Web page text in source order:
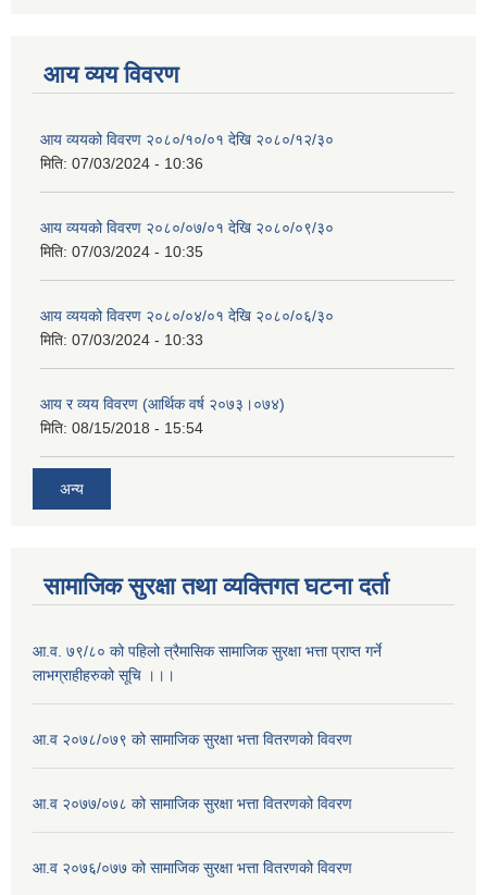
आय व्यय विवरण
आय व्ययको विवरण २०८०/१०/०१ देखि २०८०/१२/३०
मिति: 07/03/2024 - 10:36
आय व्ययको विवरण २०८०/०७/०१ देखि २०८०/०९/३०
मिति: 07/03/2024 - 10:35
आय व्ययको विवरण २०८०/०४/०१ देखि २०८०/०६/३०
मिति: 07/03/2024 - 10:33
आय र व्यय विवरण (आर्थिक वर्ष २०७३।०७४)
मिति: 08/15/2018 - 15:54
अन्य
सामाजिक सुरक्षा तथा व्यक्तिगत घटना दर्ता
आ.व. ७९/८० को पहिलो त्रैमासिक सामाजिक सुरक्षा भत्ता प्राप्त गर्ने
लाभग्राहीहरुको सूचि ।।।
आ.व २०७८/०७९ को सामाजिक सुरक्षा भत्ता वितरणको विवरण
आ.व २०७७/०७८ को सामाजिक सुरक्षा भत्ता वितरणको विवरण
आ.व २०७६/०७७ को सामाजिक सुरक्षा भत्ता वितरणको विवरण